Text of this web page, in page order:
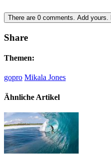
There are 0 comments. Add yours.
Share
Themen:
gopro Mikala Jones
Ähnliche Artikel